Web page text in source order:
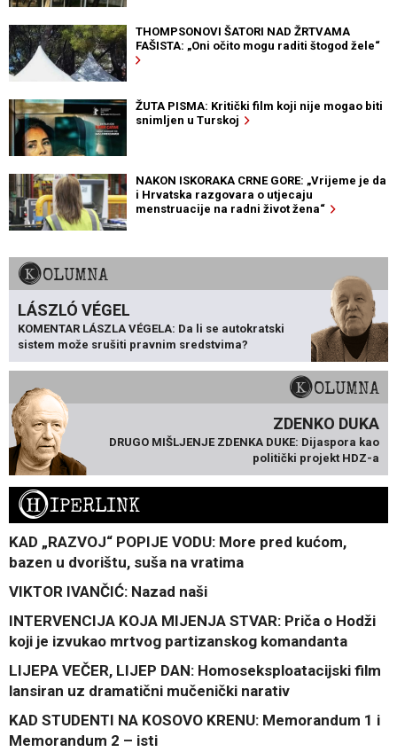
THOMPSONOVI ŠATORI NAD ŽRTVAMA
FAŠISTA: „Oni očito mogu raditi štogod žele“
ŽUTA PISMA: Kritički film koji nije mogao biti
snimljen u Turskoj
NAKON ISKORAKA CRNE GORE: „Vrijeme je da
i Hrvatska razgovara o utjecaju
menstruacije na radni život žena“
KOLUMNA
LÁSZLÓ VÉGEL
KOMENTAR LÁSZLA VÉGELA: Da li se autokratski
sistem može srušiti pravnim sredstvima?
KOLUMNA
ZDENKO DUKA
DRUGO MIŠLJENJE ZDENKA DUKE: Dijaspora kao
politički projekt HDZ-a
HIPERLINK
KAD „RAZVOJ“ POPIJE VODU: More pred kućom,
bazen u dvorištu, suša na vratima
VIKTOR IVANČIĆ: Nazad naši
INTERVENCIJA KOJA MIJENJA STVAR: Priča o Hodži
koji je izvukao mrtvog partizanskog komandanta
LIJEPA VEČER, LIJEP DAN: Homoseksploatacijski film
lansiran uz dramatični mučenički narativ
KAD STUDENTI NA KOSOVO KRENU: Memorandum 1 i
Memorandum 2 – isti